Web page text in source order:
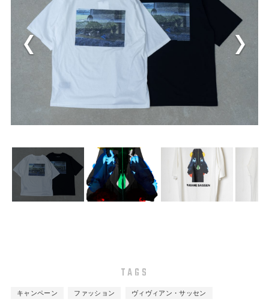
TAGS
キャンペーン ファッション ヴィヴィアン・サッセン